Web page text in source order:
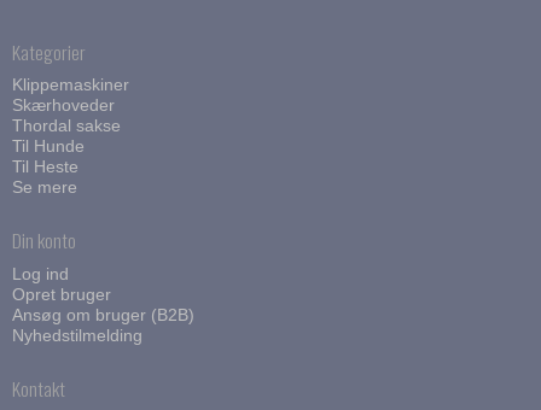
Kategorier
Klippemaskiner
Skærhoveder
Thordal sakse
Til Hunde
Til Heste
Se mere
Din konto
Log ind
Opret bruger
Ansøg om bruger (B2B)
Nyhedstilmelding
Kontakt